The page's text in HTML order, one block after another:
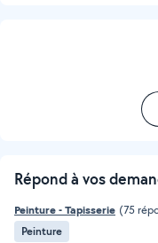
Répond à vos
Peinture - Tapisserie (75
Peinture